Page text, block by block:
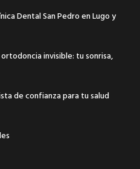
Dental San Pedro en Lugo y
invisible: tu sonrisa,
de confianza para tu salud